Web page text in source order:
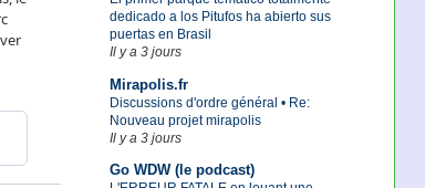
dedicado a los Pitufos ha abierto sus
puertas en Brasil
Il y a 3 jours
Mirapolis.fr
Discussions d'ordre général • Re:
Nouveau projet mirapolis
Il y a 3 jours
Go WDW (le podcast)